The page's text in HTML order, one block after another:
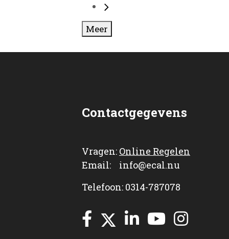
Meer
Contactgegevens
Vragen: Online Regelen
Email: info@ecal.nu
Telefoon: 0314-787078